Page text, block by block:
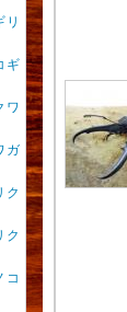
リ
ギ
ワ
ガ
ク
ク
コ